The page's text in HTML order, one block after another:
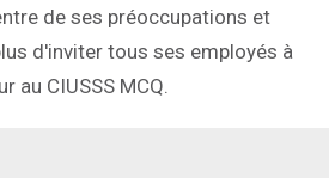
de ses préoccupations et
d'inviter tous ses employés à
au CIUSSS MCQ.